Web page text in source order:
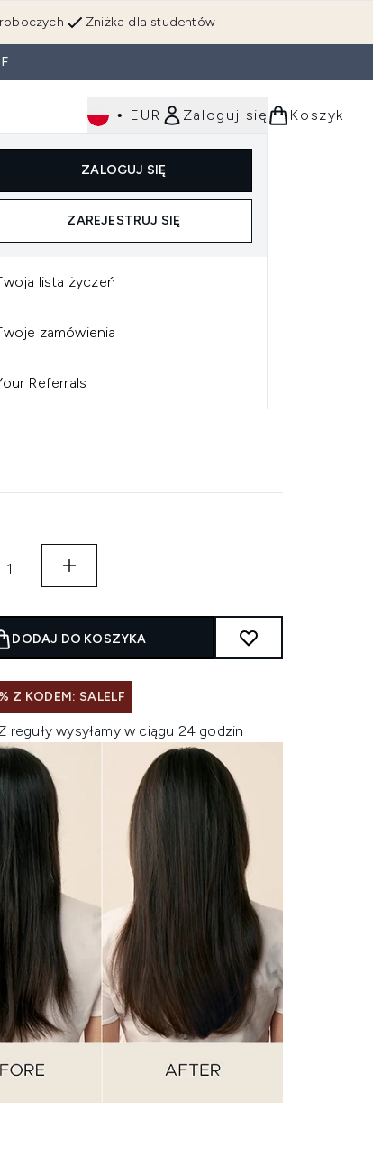
Zniżka dla studentów
• EUR Zaloguj się
ZALOGUJ SIĘ
ZAREJESTRUJ SIĘ
lista życzeń
zamówienia
Referrals
Koszyk
Wejdź do podmenu (Włosy) Wejdź do podmenu (Narzędzia)
Dla mężczyzn
ROBIN
ROBIN
LEAVE-IN MIST
VERA 150ML
DODAJ DO KOSZYKA
Z KODEM: SALELF
reguły wysyłamy w ciągu 24 godzin